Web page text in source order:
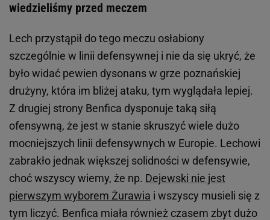
wiedzieliśmy przed meczem
Lech przystąpił do tego meczu osłabiony
szczególnie w linii defensywnej i nie da się ukryć, że
było widać pewien dysonans w grze poznańskiej
drużyny, która im bliżej ataku, tym wyglądała lepiej.
Z drugiej strony Benfica dysponuje taką siłą
ofensywną, że jest w stanie skruszyć wiele dużo
mocniejszych linii defensywnych w Europie. Lechowi
zabrakło jednak większej solidności w defensywie,
choć wszyscy wiemy, że np. Dejewski nie jest
pierwszym wyborem Żurawia i wszyscy musieli się z
tym liczyć. Benfica miała również czasem zbyt dużo